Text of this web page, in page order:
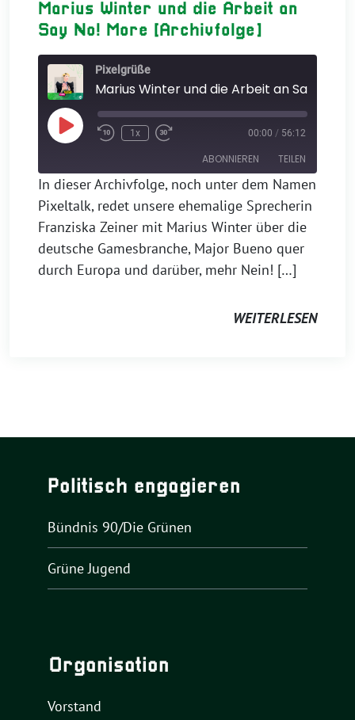
Marius Winter und die Arbeit an
Say No! More [Archivfolge]
Pixelgrüße
Play
Episode
1x 00:00 / 56:12
ABONNIEREN TEILEN
Apple Podcasts
RSS FEED
TEILEN
EMBED
In dieser Archivfolge, noch unter dem Namen
Pixeltalk, redet unsere ehemalige Sprecherin
Franziska Zeiner mit Marius Winter über die
deutsche Gamesbranche, Major Bueno quer
durch Europa und darüber, mehr Nein! […]
WEITERLESEN
Politisch engagieren
Bündnis 90/Die Grünen
Grüne Jugend
Organisation
Vorstand